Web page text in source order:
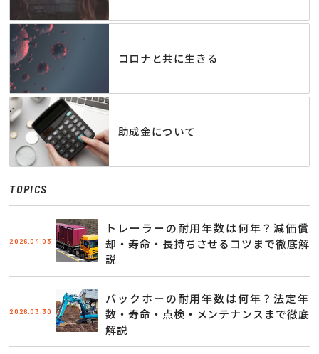
コロナと共に生きる
助成金について
TOPICS
2026.04.03
トレーラーの耐用年数は何年？減価償
却・寿命・長持ちさせるコツまで徹底解
説
2026.03.30
バックホーの耐用年数は何年？法定年
数・寿命・点検・メンテナンスまで徹底
解説